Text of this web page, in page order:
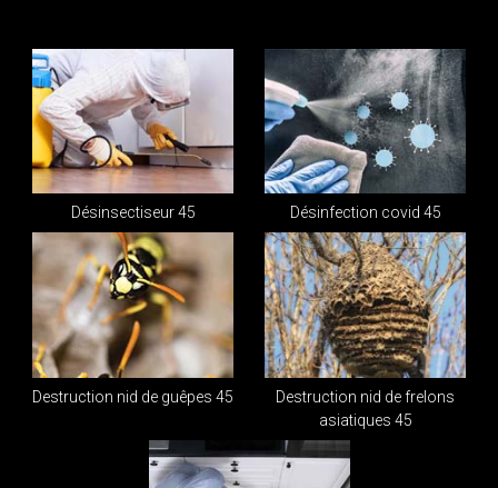
Désinsectiseur 45 Désinfection covid 45
Destruction nid de guêpes 45
Destruction nid de frelons
asiatiques 45